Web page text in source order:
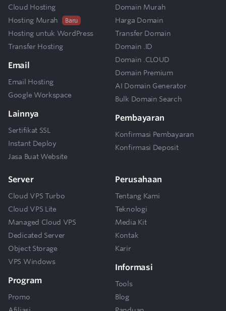
Cloud Hosting
Hosting Murah
Baru
Hosting untuk WordPress
Transfer Hosting
Email
Email Hosting
Google Workspace
Lainnya
Sertifikat SSL
Instant Deploy
Jasa Buat Website
Domain Murah
Harga Domain
Transfer Domain
Domain .ID
Domain .CLOUD
Domain Premium
AI Domain Generator
Bulk Domain Search
Pembayaran
Konfirmasi Pembayaran
Konfirmasi Deposit
Server
Cloud VPS Turbo
Cloud VPS Lite
Managed Cloud VPS
Dedicated Server
Object Storage
VPS Windows
Program
Promo
Perusahaan
Tentang Kami
Teknologi
Media Kit
Kontak
Karir
Informasi
Tools
Blog